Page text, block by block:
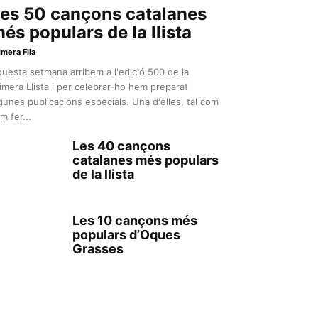
50 cançons catalanes
populars de la llista
Fila
setmana arribem a l'edició 500 de la
Llista i per celebrar-ho hem preparat
publicacions especials. Una d'elles, tal com
fer...
Les 40 cançons
catalanes més populars
de la llista
Les 10 cançons més
populars d’Oques
Grasses